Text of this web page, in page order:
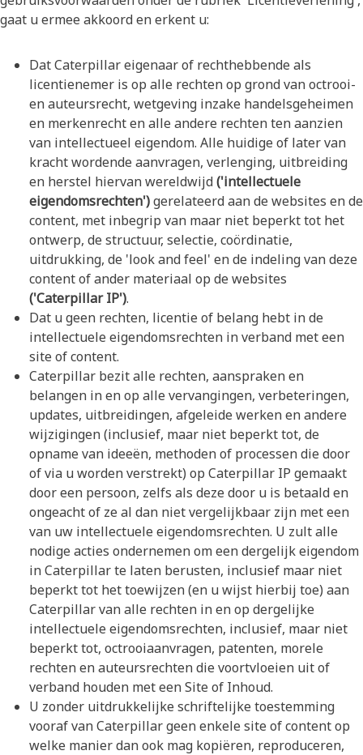
gaat u ermee akkoord en erkent u:
Dat Caterpillar eigenaar of rechthebbende als
licentienemer is op alle rechten op grond van octrooi-
en auteursrecht, wetgeving inzake handelsgeheimen
en merkenrecht en alle andere rechten ten aanzien
van intellectueel eigendom. Alle huidige of later van
kracht wordende aanvragen, verlenging, uitbreiding
en herstel hiervan wereldwijd('intellectuele
eigendomsrechten')gerelateerd aan de websites en de
content, met inbegrip van maar niet beperkt tot het
ontwerp, de structuur, selectie, coördinatie,
uitdrukking, de 'look and feel' en de indeling van deze
content of ander materiaal op de websites
('Caterpillar IP').
Dat u geen rechten, licentie of belang hebt in de
intellectuele eigendomsrechten in verband met een
site of content.
Caterpillar bezit alle rechten, aanspraken en
belangen in en op alle vervangingen, verbeteringen,
updates, uitbreidingen, afgeleide werken en andere
wijzigingen (inclusief, maar niet beperkt tot, de
opname van ideeën, methoden of processen die door
of via u worden verstrekt) op Caterpillar IP gemaakt
door een persoon, zelfs als deze door u is betaald en
ongeacht of ze al dan niet vergelijkbaar zijn met een
van uw intellectuele eigendomsrechten. U zult alle
nodige acties ondernemen om een dergelijk eigendom
in Caterpillar te laten berusten, inclusief maar niet
beperkt tot het toewijzen (en u wijst hierbij toe) aan
Caterpillar van alle rechten in en op dergelijke
intellectuele eigendomsrechten, inclusief, maar niet
beperkt tot, octrooiaanvragen, patenten, morele
rechten en auteursrechten die voortvloeien uit of
verband houden met een Site of Inhoud.
U zonder uitdrukkelijke schriftelijke toestemming
vooraf van Caterpillar geen enkele site of content op
welke manier dan ook mag kopiëren, reproduceren,